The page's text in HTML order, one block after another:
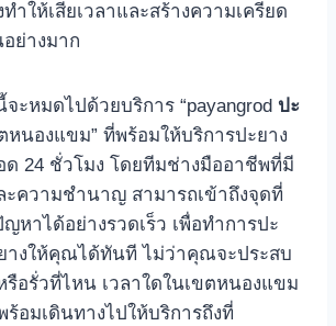
ำให้เสียเวลาและสร้างความเครียด
ย่างมาก
ะหมดไปด้วยบริการ “payangrod ปะ
หนองแขม” ที่พร้อมให้บริการปะยาง
24 ชั่วโมง โดยทีมช่างมืออาชีพที่มี
ความชำนาญ สามารถเข้าถึงจุดที่
หาได้อย่างรวดเร็ว เพื่อทำการปะ
างให้คุณได้ทันที ไม่ว่าคุณจะประสบ
อรั่วที่ไหน เวลาใดในเขตหนองแขม
ร้อมเดินทางไปให้บริการถึงที่